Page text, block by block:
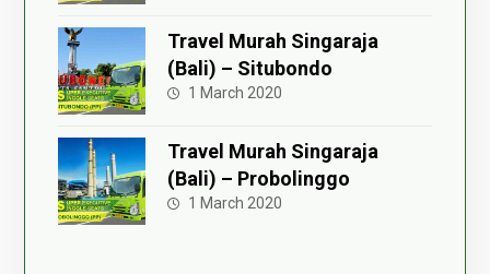
Travel Murah Singaraja
(Bali) – Situbondo
1 March 2020
Travel Murah Singaraja
(Bali) – Probolinggo
1 March 2020